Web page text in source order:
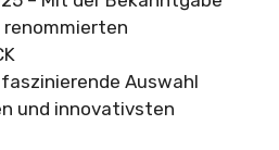
faszinierende Auswahl
und innovativsten